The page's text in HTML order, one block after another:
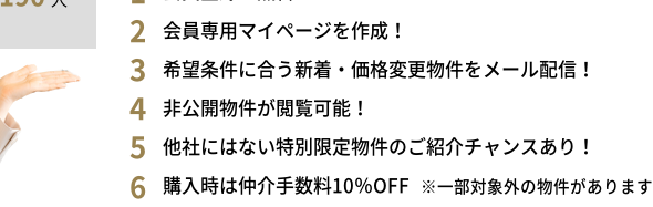
会員専用マイページを作成！
希望条件に合う新着・価格変更物件をメール配信！
非公開物件が閲覧可能！
他社にはない特別限定物件のご紹介チャンスあり！
購入時は仲介手数料10％OFF ※一部対象外の物件があります